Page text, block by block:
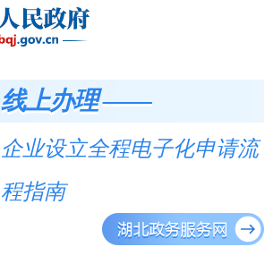
线上办理 ——
企业设立全程电子化申请流
程指南